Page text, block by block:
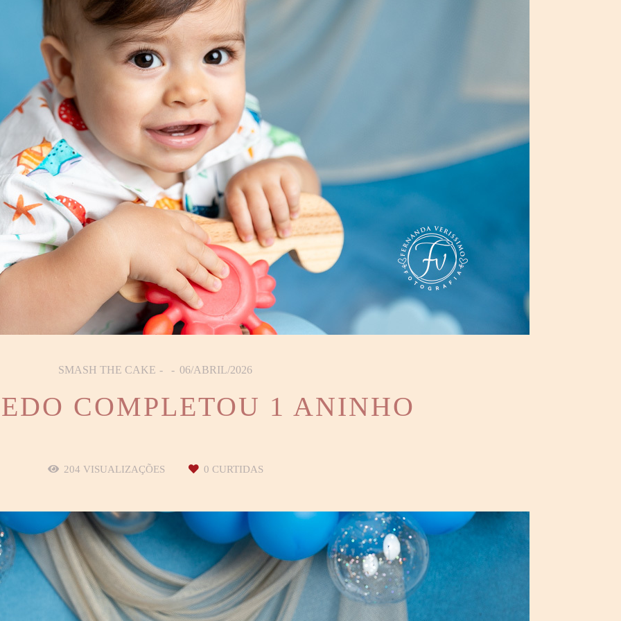
SMASH THE CAKE 06/ABRIL/2026
COMPLETOU 1 ANINHO
204 VISUALIZAÇÕES 0 CURTIDAS